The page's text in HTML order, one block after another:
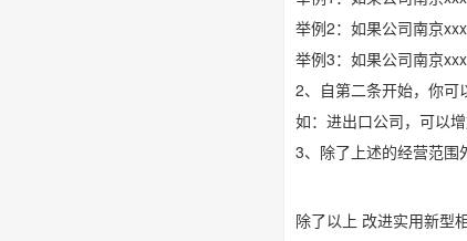
举例2：如果公司南京
举例3：如果公司南京
2、自第二条开始，你可
如：进出口公司，可以
3、除了上述的经营范围
除了以上 改进实用新型